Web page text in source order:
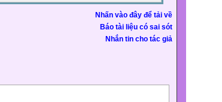
Nhấn vào đây để tải về
Báo tài liệu có sai sót
Nhắn tin cho tác giả